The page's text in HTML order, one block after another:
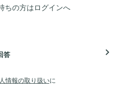
ちの方はログインへ
答 navigate_next
情報の取り扱いに